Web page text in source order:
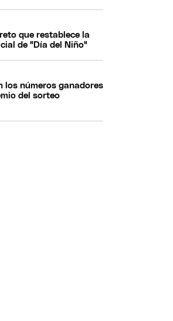
que restablece la
de "Día del Niño"
los números ganadores
del sorteo